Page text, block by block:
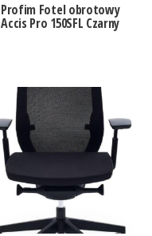
Profim Fotel obrotowy
Accis Pro 150SFL Czarny